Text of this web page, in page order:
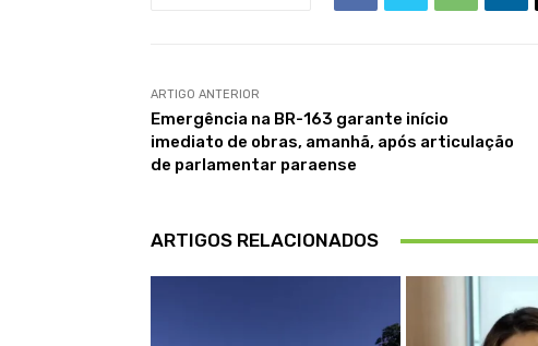
ARTIGO ANTERIOR
Emergência na BR-163 garante início
imediato de obras, amanhã, após articulação
de parlamentar paraense
ARTIGOS RELACIONADOS